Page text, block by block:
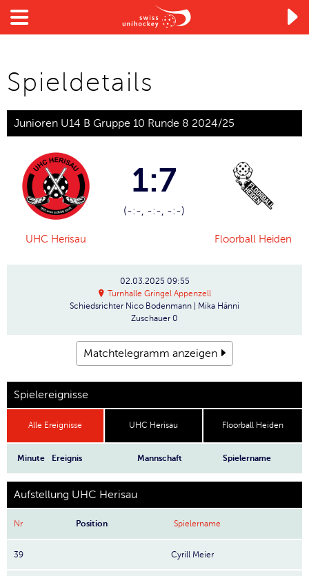

Spieldetails
Junioren U14 B Gruppe 10 Runde 8 2024/25
UHC Herisau
1:7
(-:-, -:-, -:-)
Floorball Heiden
02.03.2025 09:55
Turnhalle Gringel Appenzell
Schiedsrichter Nico Bodenmann | Mika Hänni
Zuschauer 0
Matchtelegramm anzeigen
Spielereignisse
Alle Ereignisse UHC Herisau Floorball Heiden
Minute Ereignis Mannschaft Spielername
Aufstellung UHC Herisau
Nr Position Spielername
39 Cyrill Meier